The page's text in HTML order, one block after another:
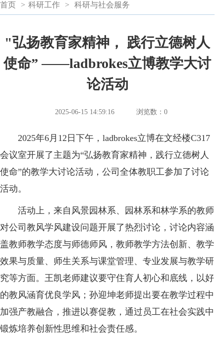
首页 > 科研工作 > 科研与社会服务
"弘扬教育家精神， 践行立德树人
使命” ——ladbrokes立博教学大讨
论活动
2025-06-15 14:59:16 浏览数： 0
2025年6月12日下午，ladbrokes立博在文经楼C317
会议室开展了主题为“弘扬教育家精神，践行立德树人
使命”的教学大讨论活动，公司全体教职工参加了讨论
活动。
活动上，来自风景园林系、园林系和林学系的教师
对公司教风学风建设问题开展了热烈讨论，讨论内容涵
盖教师教学态度与师德师风，教师教学方法创新、教学
效果与质量、师生关系与课堂管理、专业发展与教学研
究等方面。王凯老师建议要守住育人初心和底线，以好
的教风涵育优良学风；孙迎坤老师提出要在教学过程中
加强产教融合，推进以赛促教，通过员工在社会实践中
锻炼培养创新性思维和社会责任感。